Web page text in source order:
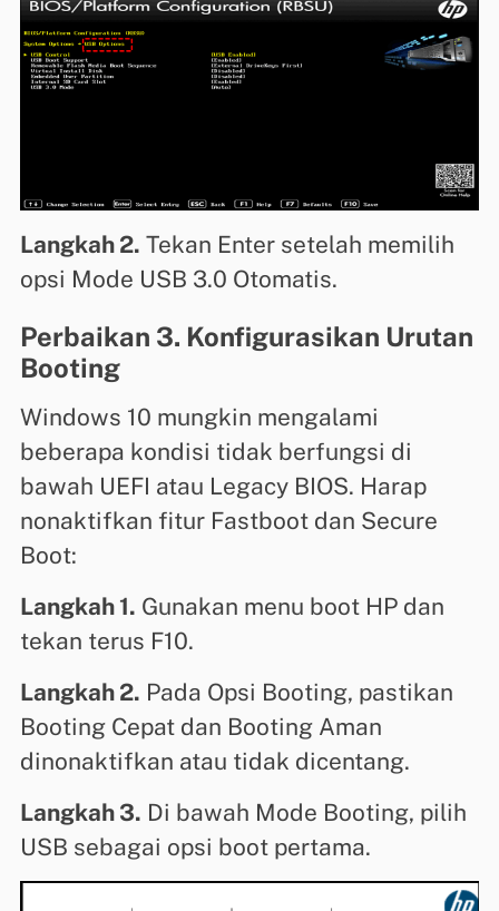
Langkah 2. Tekan Enter setelah memilih
opsi Mode USB 3.0 Otomatis.
Perbaikan 3. Konfigurasikan Urutan
Booting
Windows 10 mungkin mengalami
beberapa kondisi tidak berfungsi di
bawah UEFI atau Legacy BIOS. Harap
nonaktifkan fitur Fastboot dan Secure
Boot:
Langkah 1. Gunakan menu boot HP dan
tekan terus F10.
Langkah 2. Pada Opsi Booting, pastikan
Booting Cepat dan Booting Aman
dinonaktifkan atau tidak dicentang.
Langkah 3. Di bawah Mode Booting, pilih
USB sebagai opsi boot pertama.